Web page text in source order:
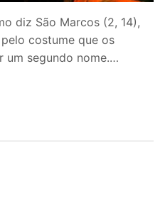
diz São Marcos (2, 14),
costume que os
um segundo nome.…